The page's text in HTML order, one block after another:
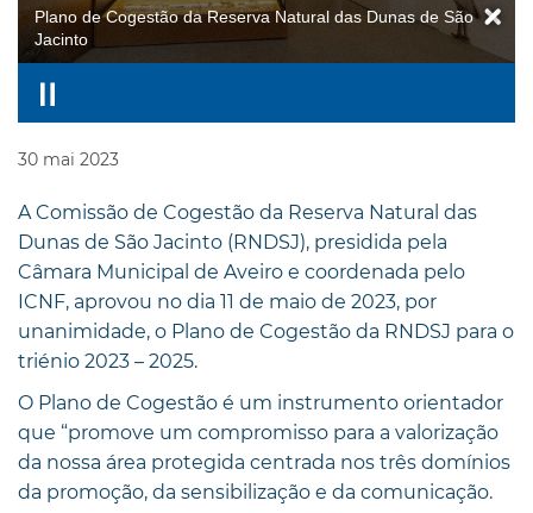
Plano de Cogestão da Reserva Natural das Dunas de São
Jacinto
30 mai 2023
A Comissão de Cogestão da Reserva Natural das
Dunas de São Jacinto (RNDSJ), presidida pela
Câmara Municipal de Aveiro e coordenada pelo
ICNF, aprovou no dia 11 de maio de 2023, por
unanimidade, o Plano de Cogestão da RNDSJ para o
triénio 2023 – 2025.
O Plano de Cogestão é um instrumento orientador
que “promove um compromisso para a valorização
da nossa área protegida centrada nos três domínios
da promoção, da sensibilização e da comunicação.